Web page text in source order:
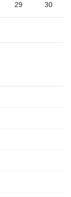
29 30